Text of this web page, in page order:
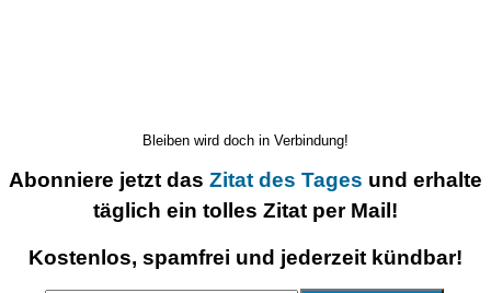
Bleiben wird doch in Verbindung!
Abonniere jetzt das Zitat des Tages und erhalte
täglich ein tolles Zitat per Mail!
Kostenlos, spamfrei und jederzeit kündbar!